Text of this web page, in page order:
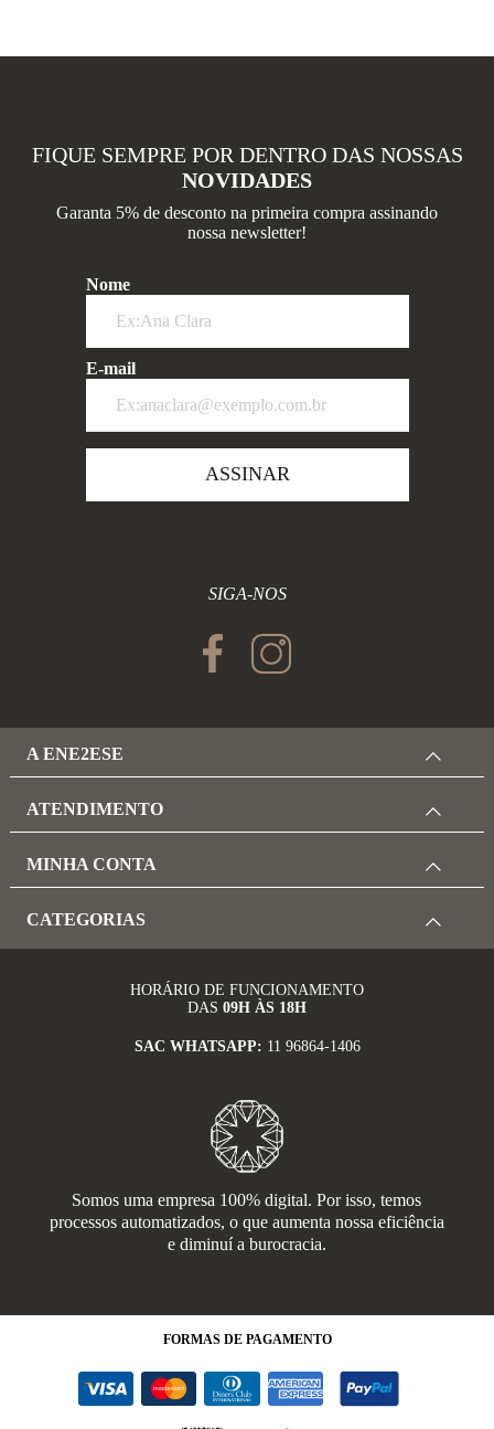
FIQUE SEMPRE POR DENTRO DAS NOSSAS
NOVIDADES
Garanta 5% de desconto na primeira compra assinando
nossa newsletter!
Nome
E-mail
ASSINAR
SIGA-NOS
A ENE2ESE
ATENDIMENTO
MINHA CONTA
CATEGORIAS
HORÁRIO DE FUNCIONAMENTO
DAS 09H ÀS 18H
SAC WHATSAPP: 11 96864-1406
Somos uma empresa 100% digital. Por isso, temos
processos automatizados, o que aumenta nossa eficiência
e diminuí a burocracia.
FORMAS DE PAGAMENTO